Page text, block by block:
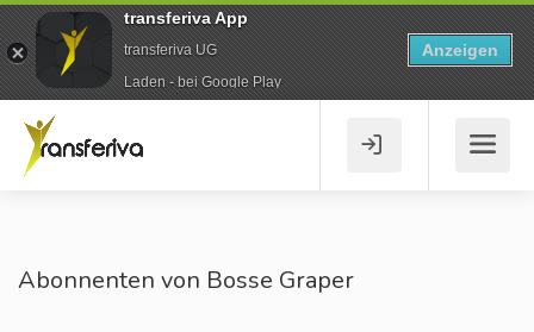
Abonnenten von Bosse Graper
transferiva App
transferiva UG
Laden - bei Google Play
Anzeigen